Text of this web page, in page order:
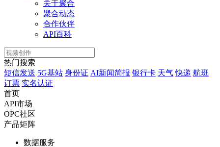
关于聚合
聚合动态
合作伙伴
API百科
热门搜索
短信发送 5G基站 身份证 AI新闻简报 银行卡 天气 快递 航班
订票 实名认证
首页
API市场
OPC社区
产品矩阵
数据服务